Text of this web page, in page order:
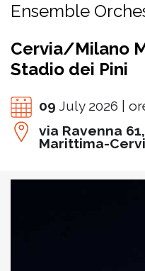
Ensemble
Cervia/Milano
Stadio dei Pini
09 July 2026 |
via Ravenna
Marittima-